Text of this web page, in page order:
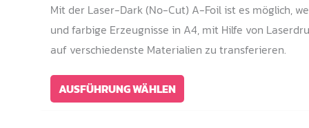
Mit der Laser-Dark (No-Cut) A-Foil ist es möglich,
und farbige Erzeugnisse in A4, mit Hilfe von
auf verschiedenste Materialien zu transferieren.
AUSFÜHRUNG WÄHLEN